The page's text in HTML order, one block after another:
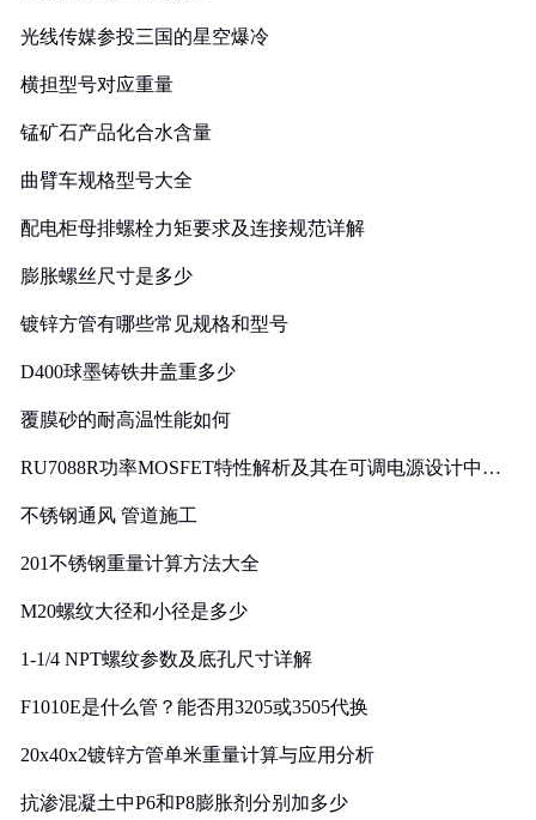
光线传媒参投三国的星空爆冷
横担型号对应重量
锰矿石产品化合水含量
曲臂车规格型号大全
配电柜母排螺栓力矩要求及连接规范详解
膨胀螺丝尺寸是多少
镀锌方管有哪些常见规格和型号
D400球墨铸铁井盖重多少
覆膜砂的耐高温性能如何
RU7088R功率MOSFET特性解析及其在可调电源设计中的
不锈钢通风 管道施工
201不锈钢重量计算方法大全
M20螺纹大径和小径是多少
1-1/4 NPT螺纹参数及底孔尺寸详解
F1010E是什么管？能否用3205或3505代换
20x40x2镀锌方管单米重量计算与应用分析
抗渗混凝土中P6和P8膨胀剂分别加多少